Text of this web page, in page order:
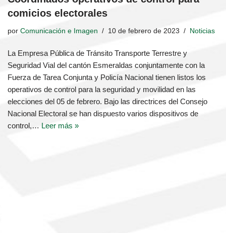
comicios electorales
por Comunicación e Imagen 10 de febrero de 2023 Noticias
La Empresa Pública de Tránsito Transporte Terrestre y
Seguridad Vial del cantón Esmeraldas conjuntamente con la
Fuerza de Tarea Conjunta y Policía Nacional tienen listos los
operativos de control para la seguridad y movilidad en las
elecciones del 05 de febrero. Bajo las directrices del Consejo
Nacional Electoral se han dispuesto varios dispositivos de
control,… Leer más »